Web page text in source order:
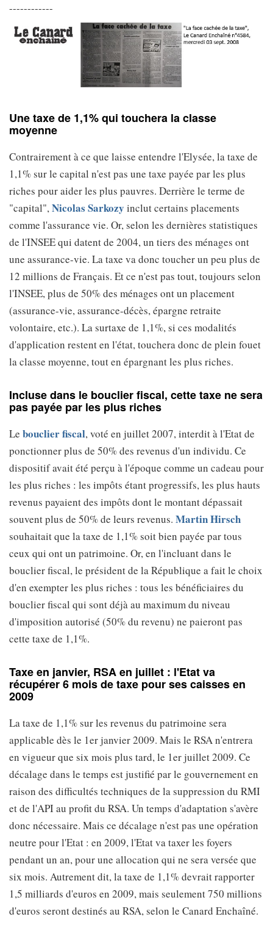
------------
Une taxe de 1,1% qui touchera la classe
moyenne
Contrairement à ce que laisse entendre l'Elysée, la taxe de
1,1% sur le capital n'est pas une taxe payée par les plus
riches pour aider les plus pauvres. Derrière le terme de
"capital",Nicolas Sarkozy inclut certains placements
comme l'assurance vie. Or, selon les dernières statistiques
de l'INSEE qui datent de 2004, un tiers des ménages ont
une assurance-vie. La taxe va donc toucher un peu plus de
12 millions de Français. Et ce n'est pas tout, toujours selon
l'INSEE, plus de 50% des ménages ont un placement
(assurance-vie, assurance-décès, épargne retraite
volontaire, etc.). La surtaxe de 1,1%, si ces modalités
d'application restent en l'état, touchera donc de plein fouet
la classe moyenne, tout en épargnant les plus riches.
Incluse dans le bouclier fiscal, cette taxe ne sera
pas payée par les plus riches
Le bouclier fiscal, voté en juillet 2007, interdit à l'Etat de
ponctionner plus de 50% des revenus d'un individu. Ce
dispositif avait été perçu à l'époque comme un cadeau pour
les plus riches : les impôts étant progressifs, les plus hauts
revenus payaient des impôts dont le montant dépassait
souvent plus de 50% de leurs revenus. Martin Hirsch
souhaitait que la taxe de 1,1% soit bien payée par tous
ceux qui ont un patrimoine. Or, en l'incluant dans le
bouclier fiscal, le président de la République a fait le choix
d'en exempter les plus riches : tous les bénéficiaires du
bouclier fiscal qui sont déjà au maximum du niveau
d'imposition autorisé (50% du revenu) ne paieront pas
cette taxe de 1,1%.
Taxe en janvier, RSA en juillet : l'Etat va
récupérer 6 mois de taxe pour ses caisses en
2009
La taxe de 1,1% sur les revenus du patrimoine sera
applicable dès le 1er janvier 2009. Mais le RSA n'entrera
en vigueur que six mois plus tard, le 1er juillet 2009. Ce
décalage dans le temps est justifié par le gouvernement en
raison des difficultés techniques de la suppression du RMI
et de l'API au profit du RSA. Un temps d'adaptation s'avère
donc nécessaire. Mais ce décalage n'est pas une opération
neutre pour l'Etat : en 2009, l'Etat va taxer les foyers
pendant un an, pour une allocation qui ne sera versée que
six mois. Autrement dit, la taxe de 1,1% devrait rapporter
1,5 milliards d'euros en 2009, mais seulement 750 millions
d'euros seront destinés au RSA, selon le Canard Enchaîné.